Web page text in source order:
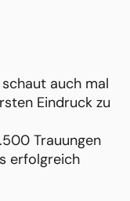
auch mal
Eindruck zu
Trauungen
erfolgreich